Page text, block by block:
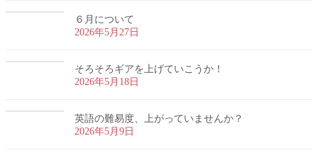
６月について
2026年5月27日
そろそろギアを上げていこうか！
2026年5月18日
英語の難易度、上がっていませんか？
2026年5月9日